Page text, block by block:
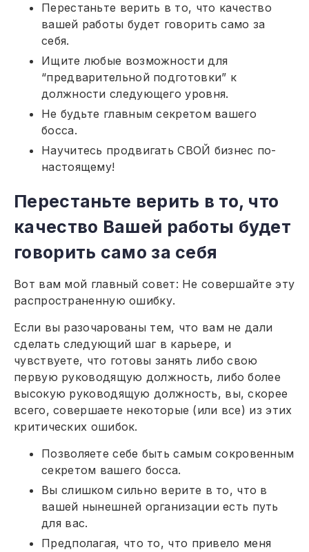
Перестаньте верить в то, что качество
вашей работы будет говорить само за
себя.
Ищите любые возможности для
“предварительной подготовки” к
должности следующего уровня.
Не будьте главным секретом вашего
босса.
Научитесь продвигать СВОЙ бизнес по-
настоящему!
Перестаньте верить в то, что
качество Вашей работы будет
говорить само за себя
Вот вам мой главный совет: Не совершайте эту
распространенную ошибку.
Если вы разочарованы тем, что вам не дали
сделать следующий шаг в карьере, и
чувствуете, что готовы занять либо свою
первую руководящую должность, либо более
высокую руководящую должность, вы, скорее
всего, совершаете некоторые (или все) из этих
критических ошибок.
Позволяете себе быть самым сокровенным
секретом вашего босса.
Вы слишком сильно верите в то, что в
вашей нынешней организации есть путь
для вас.
Предполагая, что то, что привело меня